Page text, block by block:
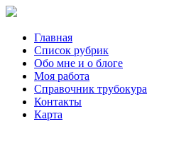
Главная
Список рубрик
Обо мне и о блоге
Моя работа
Справочник трубокура
Контакты
Карта